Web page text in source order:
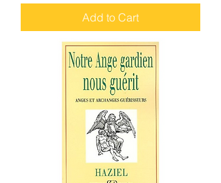
Add to Cart